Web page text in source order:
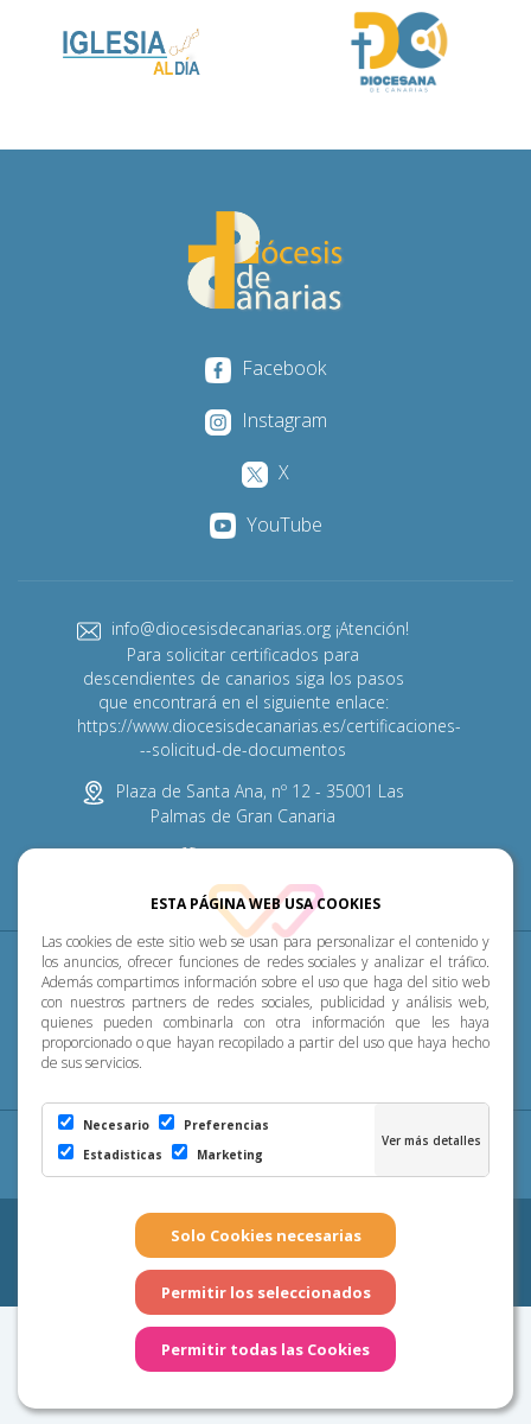
ESTA PÁGINA WEB USA COOKIES
Las cookies de este sitio web se usan para personalizar el contenido y
los anuncios, ofrecer funciones de redes sociales y analizar el tráfico.
Además compartimos información sobre el uso que haga del sitio web
con nuestros partners de redes sociales, publicidad y análisis web,
quienes pueden combinarla con otra información que les haya
proporcionado o que hayan recopilado a partir del uso que haya hecho
de sus servicios.
Necesario
Preferencias
Estadisticas
Marketing
Facebook
Instagram
X
YouTube
info@diocesisdecanarias.org ¡Atención!
Para solicitar certificados para
descendientes de canarios siga los pasos
que encontrará en el siguiente enlace:
https://www.diocesisdecanarias.es/certificaciones-
--solicitud-de-documentos
Plaza de Santa Ana, nº 12 - 35001 Las
Palmas de Gran Canaria
Diócesis Pastoral P. Menor Cumplimiento
Transparencia Horarios de misa Noticias
Aviso Legal Política de Privacidad
Configuración
de Cookies
Copyright 2026 - Diócesis de Canarias. Todos los derechos